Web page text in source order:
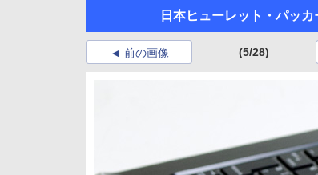
日本ヒューレット・パッ
前の画像 (5/28)